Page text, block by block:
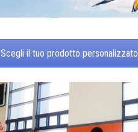
Scegli il tuo prodotto personalizzato